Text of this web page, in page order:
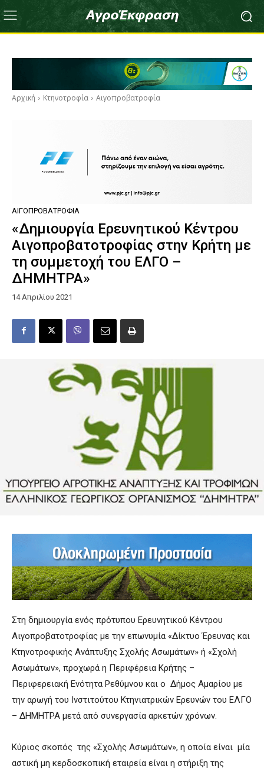
Αρχική Κτηνοτροφία Αιγοπροβατροφία
ΑΙΓΟΠΡΟΒΑΤΡΟΦΊΑ
«Δημιουργία Ερευνητικού Κέντρου
Αιγοπροβατοτροφίας στην Κρήτη με
τη συμμετοχή του ΕΛΓΟ –
ΔΗΜΗΤΡΑ»
14 Απριλίου 2021
Στη δημιουργία ενός πρότυπου Ερευνητικού Κέντρου
Αιγοπροβατοτροφίας με την επωνυμία «Δίκτυο Έρευνας και
Κτηνοτροφικής Ανάπτυξης Σχολής Ασωμάτων» ή «Σχολή
Ασωμάτων», προχωρά η Περιφέρεια Κρήτης –
Περιφερειακή Ενότητα Ρεθύμνου και ο Δήμος Αμαρίου με
την αρωγή του Ινστιτούτου Κτηνιατρικών Ερευνών του ΕΛΓΟ
– ΔΗΜΗΤΡΑ μετά από συνεργασία αρκετών χρόνων.
Κύριος σκοπός της «Σχολής Ασωμάτων», η οποία είναι μία
αστική μη κερδοσκοπική εταιρεία είναι η στήριξη της